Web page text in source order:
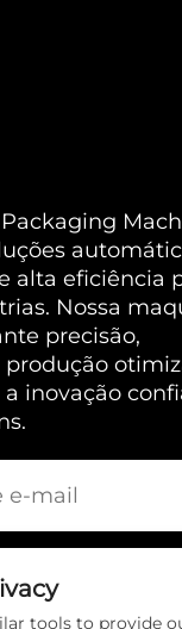
alta eficiência
Nossa
precisão,
inovação
tools to provide